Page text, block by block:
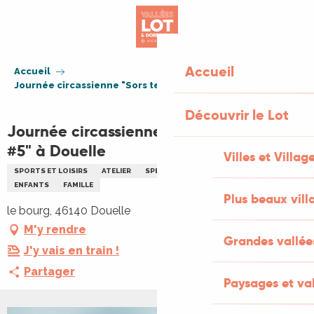
Accueil
Découvrir le Lot
Villes et
Plus beaux
Grandes
Paysages et
Accueil
Journée circassienne "Sors tes parents #5" à Douelle
Journée circassienne "Sors tes parents
#5" à Douelle
SPORTS ET LOISIRS ATELIER SPECTACLE DE CIRQUE
ENFANTS
FAMILLE
le bourg, 46140 Douelle
M'y rendre
J'y vais en train !
Partager